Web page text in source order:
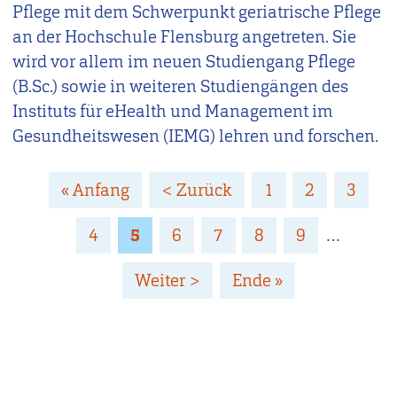
Pflege mit dem Schwerpunkt geriatrische Pflege
an der Hochschule Flensburg angetreten. Sie
wird vor allem im neuen Studiengang Pflege
(B.Sc.) sowie in weiteren Studiengängen des
Instituts für eHealth und Management im
Gesundheitswesen (IEMG) lehren und forschen.
Seitennummerierung
Erste
« Anfang
Vorherige
< Zurück Page
1 Page
2 Page
3
Page
4 Page
5 Page
6 Page
7 Page
8 Page
9 …
Nächste
Weiter >
Letzte
Ende »